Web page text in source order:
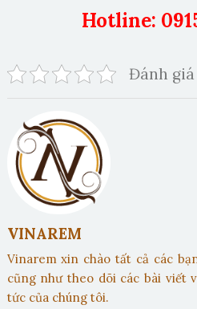
Hotline:
Đánh giá
VINAREM
Vinarem xin chào tất cả các
cũng như theo dõi các bài viết
tức của chúng tôi.